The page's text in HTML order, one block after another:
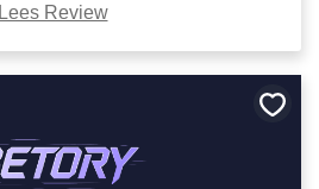
Lees Review